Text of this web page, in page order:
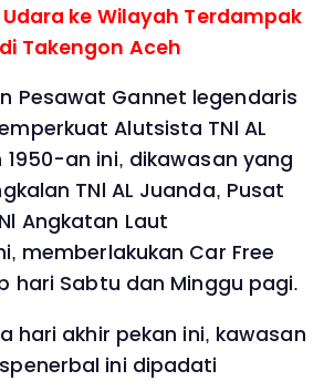
ke Wilayah Terdampak
Takengon Aceh
Pesawat Gannet legendaris
Alutsista TNl AL
an ini, dikawasan yang
TNl AL Juanda, Pusat
Angkatan Laut
memberlakukan Car Free
hari Sabtu dan Minggu pagi.
hari akhir pekan ini, kawasan
ini dipadati